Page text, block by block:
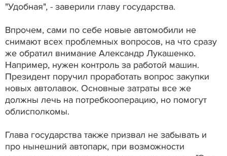
"Удобная", - заверили главу государства.
Впрочем, сами по себе новые автомобили не
снимают всех проблемных вопросов, на что сразу
же обратил внимание Александр Лукашенко.
Например, нужен контроль за работой машин.
Президент поручил проработать вопрос закупки
новых автолавок. Основные затраты все же
должны лечь на потребкооперацию, но помогут
облисполкомы.
Глава государства также призвал не забывать и
про нынешний автопарк, при возможности